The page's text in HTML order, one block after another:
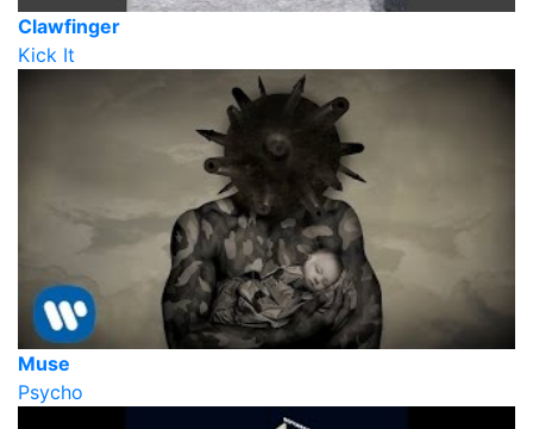
Clawfinger
Kick It
Muse
Psycho